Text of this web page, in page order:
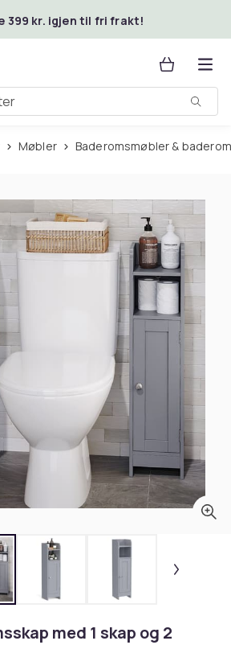
399 kr. igjen til fri frakt!
Møbler Baderomsmøbler &
med 1 skap og 2